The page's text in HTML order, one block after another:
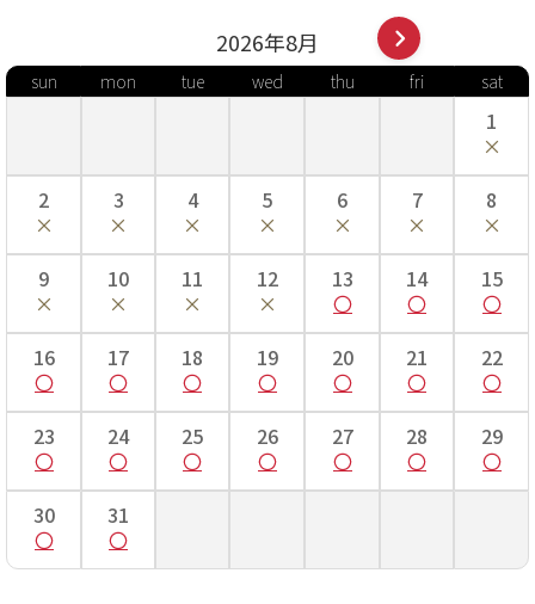
2026年8月
sun mon tue wed thu fri sat
1
2 3 4 5 6 7 8
9 10 11 12 13 14 15
16 17 18 19 20 21 22
23 24 25 26 27 28 29
30 31